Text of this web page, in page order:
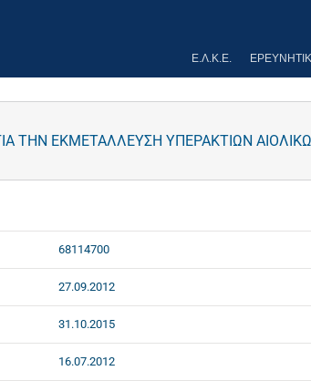
Ε.Λ.Κ.Ε.
ΤΗΝ ΕΚΜΕΤΑΛΛΕΥΣΗ ΥΠΕΡΑΚΤΙΩΝ
68114700
27.09.2012
31.10.2015
16.07.2012